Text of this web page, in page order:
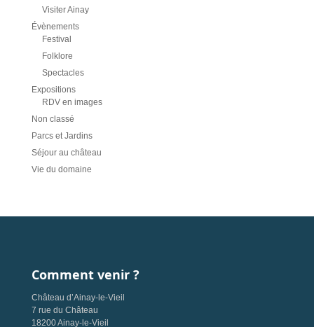
Visiter Ainay
Évènements
Festival
Folklore
Spectacles
Expositions
RDV en images
Non classé
Parcs et Jardins
Séjour au château
Vie du domaine
Comment venir ?
Château d’Ainay-le-Vieil
7 rue du Château
18200 Ainay-le-Vieil